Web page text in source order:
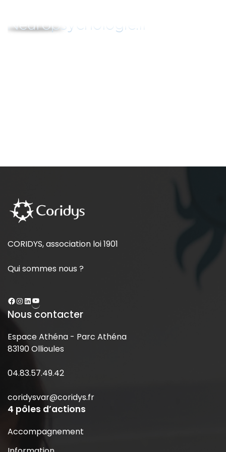
CORIDYS, association loi 1901
Qui sommes nous ?
Nous contacter
Espace Athéna - Parc Athéna
83190 Ollioules
04.83.57.49.42
coridysvar@coridys.fr
4 pôles d’actions
Accompagnement